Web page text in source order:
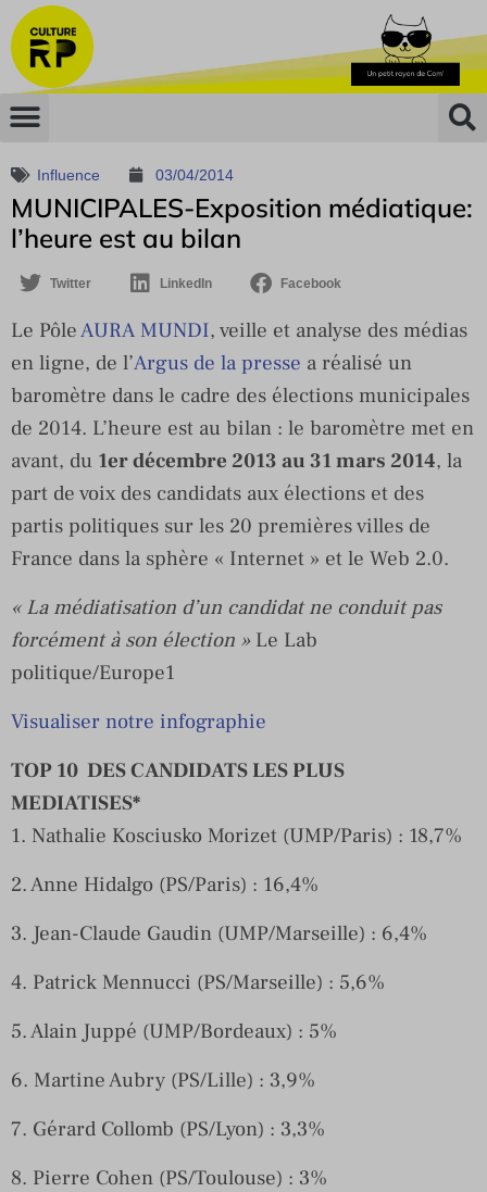
Influence 03/04/2014
MUNICIPALES-Exposition médiatique:
l’heure est au bilan
Twitter LinkedIn Facebook
Le PôleAURA MUNDI, veille et analyse des médias
en ligne, de l’Argus de la presse a réalisé un
baromètre dans le cadre des élections municipales
de 2014. L’heure est au bilan : le baromètre met en
avant, du 1er décembre 2013 au 31 mars 2014, la
part de voix des candidats aux élections et des
partis politiques sur les 20 premières villes de
France dans la sphère « Internet » et le Web 2.0.
« La médiatisation d’un candidat ne conduit pas
forcément à son élection »Le Lab
politique/Europe1
Visualiser notre infographie
TOP 10 DES CANDIDATS LES PLUS
MEDIATISES*
1. Nathalie Kosciusko Morizet (UMP/Paris) : 18,7%
2. Anne Hidalgo (PS/Paris) : 16,4%
3. Jean-Claude Gaudin (UMP/Marseille) : 6,4%
4. Patrick Mennucci (PS/Marseille) : 5,6%
5. Alain Juppé (UMP/Bordeaux) : 5%
6. Martine Aubry (PS/Lille) : 3,9%
7. Gérard Collomb (PS/Lyon) : 3,3%
8. Pierre Cohen (PS/Toulouse) : 3%